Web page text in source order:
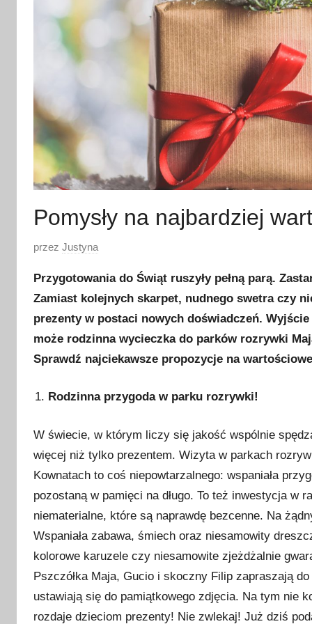
Pomysły na najbardziej
O
u
b
l
i
k
w
n
7
g
r
u
d
n
przez Justyna
Przygotowania do Świąt ruszyły pełną parą.
Zamiast kolejnych skarpet, nudnego swetra czy
prezenty w postaci nowych doświadczeń.
może rodzinna wycieczka do parków rozrywki
Sprawdź najciekawsze propozycje na
Rodzinna przygoda w parku rozrywki!
W świecie, w którym liczy się jakość wspólnie
więcej niż tylko prezentem. Wizyta w parkach
Kownatach to coś niepowtarzalnego: wspaniała
pozostaną w pamięci na długo. To też inwestycja
niematerialne, które są naprawdę bezcenne. Na
Wspaniała zabawa, śmiech oraz niesamowity
kolorowe karuzele czy niesamowite zjeżdżalnie
Pszczółka Maja, Gucio i skoczny Filip zapraszają
ustawiają się do pamiątkowego zdjęcia. Na tym nie
rozdaje dzieciom prezenty! Nie zwlekaj! Już dziś